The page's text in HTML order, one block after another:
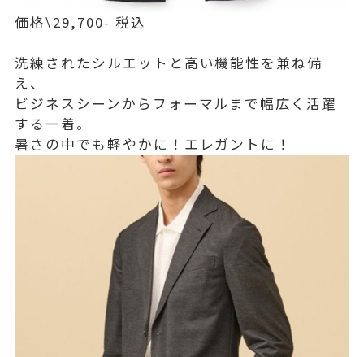
価格\29,700- 税込
洗練されたシルエットと高い機能性を兼ね備
え、
ビジネスシーンからフォーマルまで幅広く活躍
する一着。
暑さの中でも軽やかに！エレガントに！